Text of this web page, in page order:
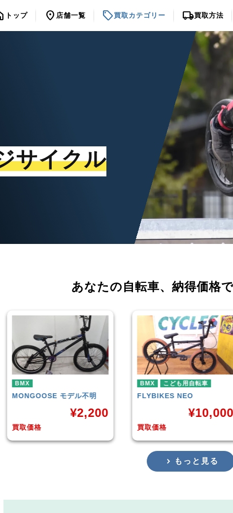
トップ location_on 店舗一覧 sell買取カテゴリー local_shipping買取方法
サイクル
あなたの自転車、 納得価格
BMX
FLYBIKESNEO
買取価格
¥10,000
BMX
HARODOWNTOWN
買取価格
¥
もっと見る